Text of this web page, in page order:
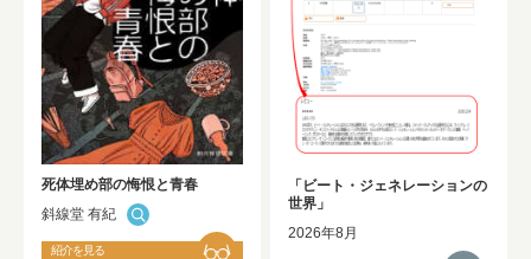
死体埋め部の悔恨と青春
斜線堂 有紀
紹介を見る
「ビート・ジェネレーションの
世界」
2026年8月